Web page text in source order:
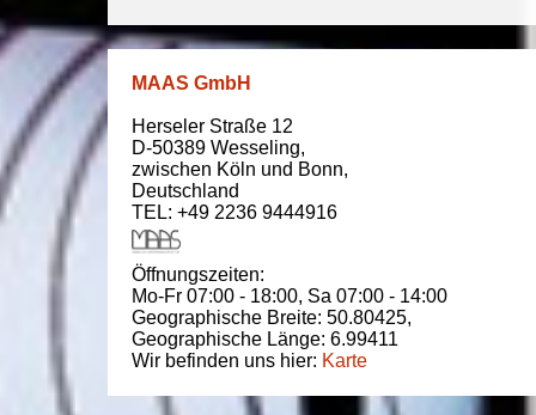
MAAS GmbH
Herseler Straße 12
D-50389 Wesseling,
zwischen Köln und Bonn,
Deutschland
TEL: +49 2236 9444916
Öffnungszeiten:
Mo-Fr 07:00 - 18:00, Sa 07:00 - 14:00
Geographische Breite: 50.80425,
Geographische Länge: 6.99411
Wir befinden uns hier: Karte